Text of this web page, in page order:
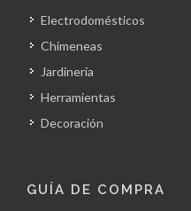
Electrodomésticos
Chimeneas
Jardinería
Herramientas
Decoración
GUÍA DE COMPRA